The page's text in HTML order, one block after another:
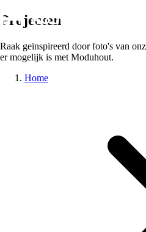
Projecten
Raak geïnspireerd door foto's van
er mogelijk is met Moduhout.
Home